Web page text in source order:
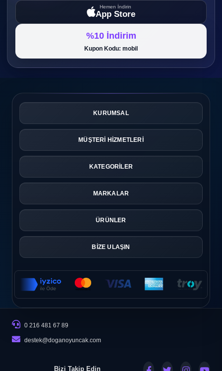
Hemen İndirin
App Store
%10 İndirim
Kupon Kodu: mobil
KURUMSAL
MÜŞTERİ HİZMETLERİ
KATEGORİLER
MARKALAR
ÜRÜNLER
BİZE ULAŞIN
0 216 481 67 89
destek@doganoyuncak.com
Bizi Takip Edin